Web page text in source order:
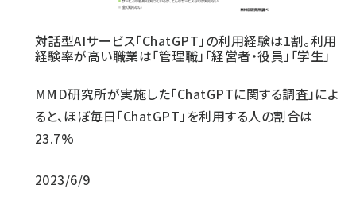
対話型AIサービス「ChatGPT」の利用経験は1割。利用
経験率が高い職業は「管理職」「経営者・役員」「学生」
MMD研究所が実施した「ChatGPTに関する調査」によ
ると、ほぼ毎日「ChatGPT」を利用する人の割合は
23.7%
2023/6/9